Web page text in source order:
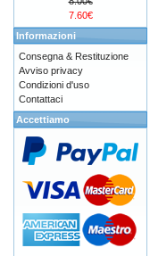
7.60€
Informazioni
Consegna & Restituzione
Avviso privacy
Condizioni d'uso
Contattaci
Accettiamo